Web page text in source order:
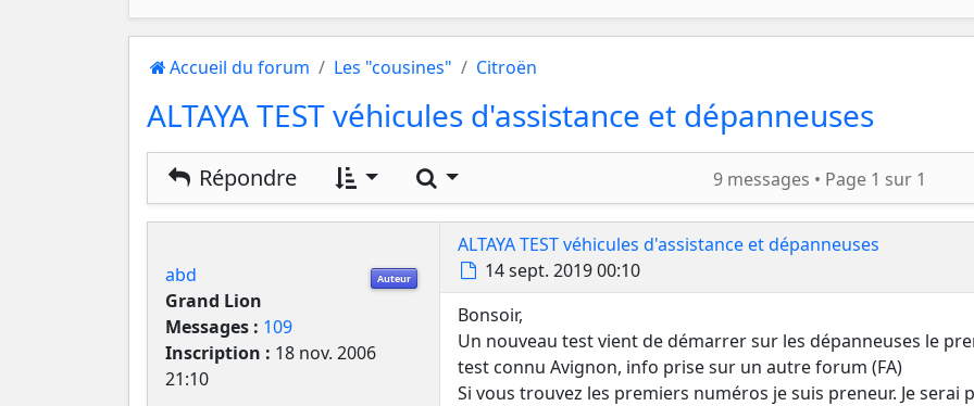
Accueil du forum Les "cousines" Citroën
ALTAYA TEST véhicules d'assistance et dépanneuses
Répondre Rechercher 9 messages • Page 1 sur 1
Auteur
abd
Grand Lion
Messages : 109
Inscription : 18 nov. 2006
21:10
ALTAYA TEST véhicules d'assistance et dépanneuses
Message
14 sept. 2019 00:10
Bonsoir,
Un nouveau test vient de démarrer sur les dépanneuses le
test connu Avignon, info prise sur un autre forum (FA)
Si vous trouvez les premiers numéros je suis preneur. Je serai